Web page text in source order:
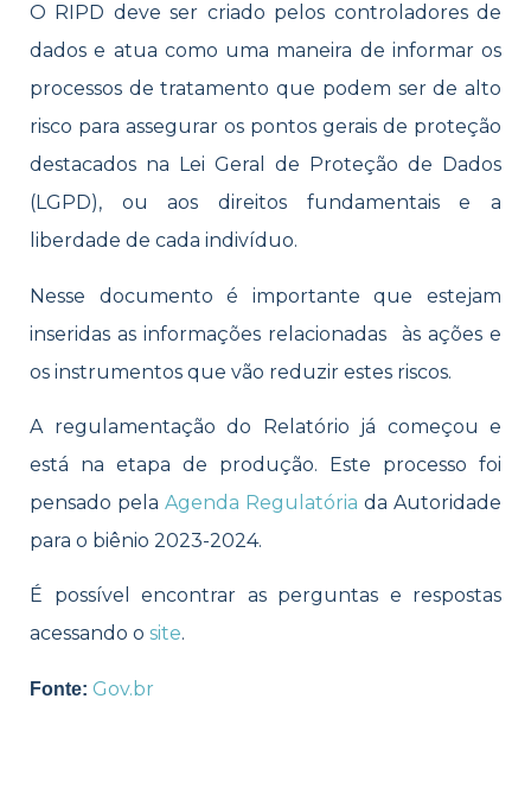
O RIPD deve ser criado pelos controladores de
dados e atua como uma maneira de informar os
processos de tratamento que podem ser de alto
risco para assegurar os pontos gerais de proteção
destacados na Lei Geral de Proteção de Dados
(LGPD), ou aos direitos fundamentais e a
liberdade de cada indivíduo.
Nesse documento é importante que estejam
inseridas as informações relacionadas às ações e
os instrumentos que vão reduzir estes riscos.
A regulamentação do Relatório já começou e
está na etapa de produção. Este processo foi
pensado pela Agenda Regulatória da Autoridade
para o biênio 2023-2024.
É possível encontrar as perguntas e respostas
acessando o site.
Fonte: Gov.br